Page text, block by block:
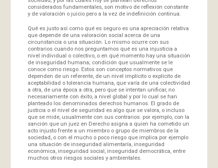
considerados fundamentales, son motivo de reflexión constante
y de valoración o juicio pero a la vez de indefinición continua.
Qué es justo así como qué es seguro es una apreciación relativa
que depende de una valoración social acerca de una
circunstancia o una situación. Lo mismo ocurre con sus
contrarios cuando nos preguntamos qué es una injusticia a
nivel individual o colectivo, o en qué momento hay una situación
de inseguridad humana; condición que usualmente se le
conoce como riesgo. Estos son conceptos normativos que
dependen de un referente, de un nivel implícito o explícito de
aceptabilidad o tolerancia humana, que varía de una colectividad
a otra, de una época a otra, pero que se intentan unificar, no
necesariamente con éxito, a nivel global y por lo cual se han
planteado los denominados derechos humanos. El grado de
justicia o el nivel de seguridad es algo que se valora, o incluso
que se mide, usualmente con sus contrarios: por ejemplo, con la
sanción que un juez en Derecho asigna a quien ha cometido un
acto injusto frente a un miembro o grupo de miembros de la
sociedad, o con el mucho o poco riesgo que implica por ejemplo
una situación de inseguridad alimentaría, inseguridad
económica, inseguridad social, inseguridad democrática, entre
muchos otros riesgos sociales y ambientales.